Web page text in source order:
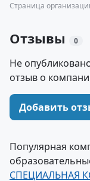
Страница
Отзывы 0
Не
отзыв о
Добавить
Популярная
СПЕЦИАЛЬНАЯ